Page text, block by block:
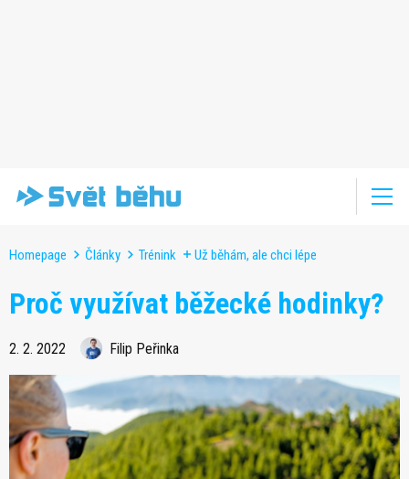
Homepage Články Trénink Už běhám, ale chci lépe
Proč využívat běžecké hodinky?
2. 2. 2022 Filip Peřinka